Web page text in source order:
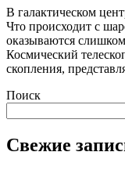
В галактическом
Что происходит с
оказываются
Космический
скопления,
Поиск
Свежие